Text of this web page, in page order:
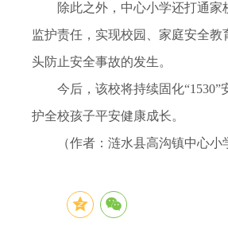
除此之外，中心小学还打通
监护责任，实现校园、家庭安全
头防止安全事故的发生。
今后，该校将持续固化
护全校孩子平安健康成长。
（作者：涟水县高沟镇中心小